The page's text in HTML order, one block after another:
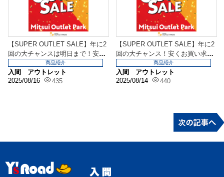
【SUPER OUTLET SALE】年に2
回の大チャンスは明日まで！安く
入間 アウトレット
2025/08/16
435
商品紹介
【SUPER OUTLET SALE】年に2
回の大チャンス！安くお買い求め
入間 アウトレット
2025/08/14
440
商品紹介